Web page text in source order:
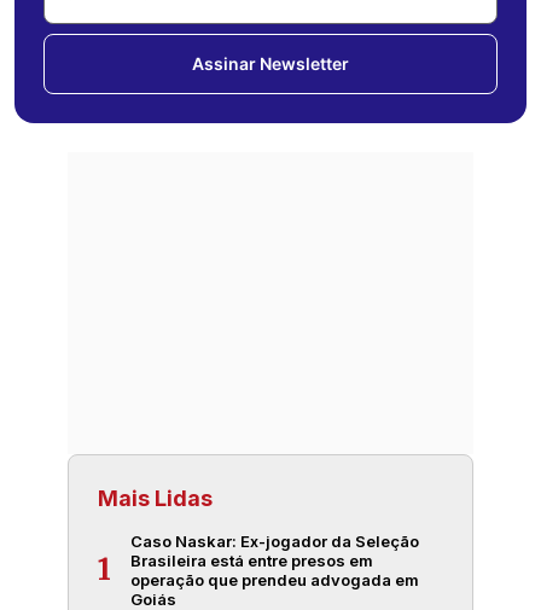
Assinar Newsletter
Mais Lidas
1
Caso Naskar: Ex-jogador da Seleção
Brasileira está entre presos em
operação que prendeu advogada em
Goiás